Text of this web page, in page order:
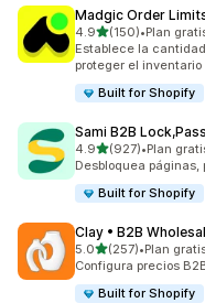
Madgic Order
4.9de 5 estrellas
(150)
150 reseñas en total
•Plan
Establece la
proteger el inventario
Built for Shopify
Sami B2B
4.9de 5 estrellas
(927)
927 reseñas en total
•Plan
Desbloquea
Built for Shopify
Clay • B2B
5.0de 5 estrellas
(257)
257 reseñas en total
•Plan
Configura precios
Built for Shopify